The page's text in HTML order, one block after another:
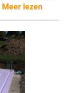
Meer lezen